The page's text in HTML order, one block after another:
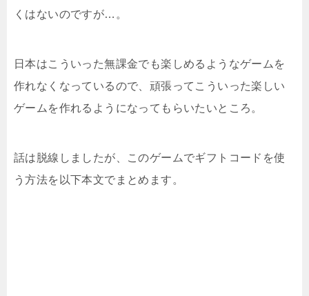
くはないのですが…。
日本はこういった無課金でも楽しめるようなゲームを
作れなくなっているので、頑張ってこういった楽しい
ゲームを作れるようになってもらいたいところ。
話は脱線しましたが、このゲームでギフトコードを使
う方法を以下本文でまとめます。